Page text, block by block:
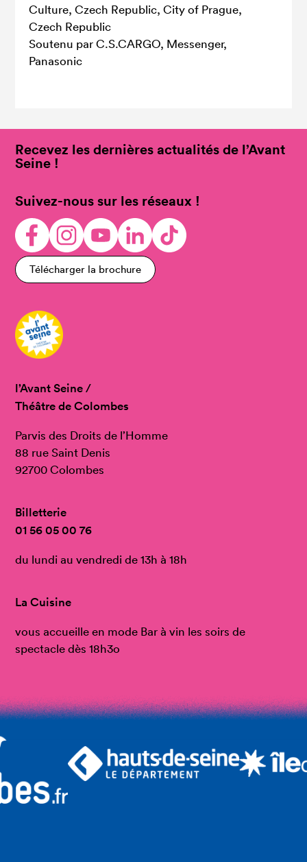
Culture, Czech Republic, City of Prague,
Czech Republic
Soutenu par C.S.CARGO, Messenger,
Panasonic
Recevez les dernières actualités de l’Avant
Seine !
Suivez-nous sur les réseaux !
Télécharger la brochure
l’Avant Seine /
Théâtre de Colombes
Parvis des Droits de l’Homme
88 rue Saint Denis
92700 Colombes
Billetterie
01 56 05 00 76
du lundi au vendredi de 13h à 18h
La Cuisine
vous accueille en mode Bar à vin les soirs de
spectacle dès 18h3o